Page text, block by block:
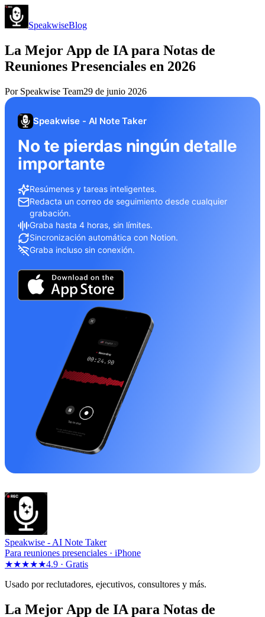
SpeakwiseBlog
La Mejor App de IA para Notas de
Reuniones Presenciales en 2026
Por Speakwise Team29 de junio 2026
Speakwise - AI Note Taker
No te pierdas ningún detalle
importante
Resúmenes y tareas inteligentes.
Redacta un correo de seguimiento desde cualquier
grabación.
Graba hasta 4 horas, sin límites.
Sincronización automática con Notion.
Graba incluso sin conexión.
Speakwise - AI Note Taker
Para reuniones presenciales · iPhone
★★★★★4.9 · Gratis
Usado por reclutadores, ejecutivos, consultores y más.
La Mejor App de IA para Notas de